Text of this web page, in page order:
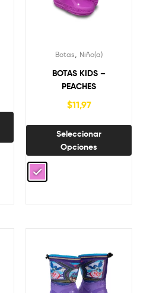
Botas, Niño(a)
BOTAS KIDS –
PEACHES
$11,97
Seleccionar
Opciones